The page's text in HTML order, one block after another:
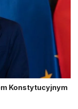
Konstytucyjnym